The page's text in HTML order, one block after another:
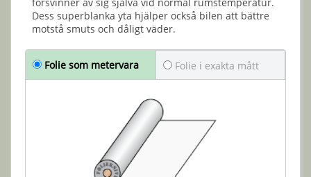
Dess superblanka yta hjälper också bilen att bättre
motstå smuts och dåligt väder.
Folie som metervara Folie i exakta mått